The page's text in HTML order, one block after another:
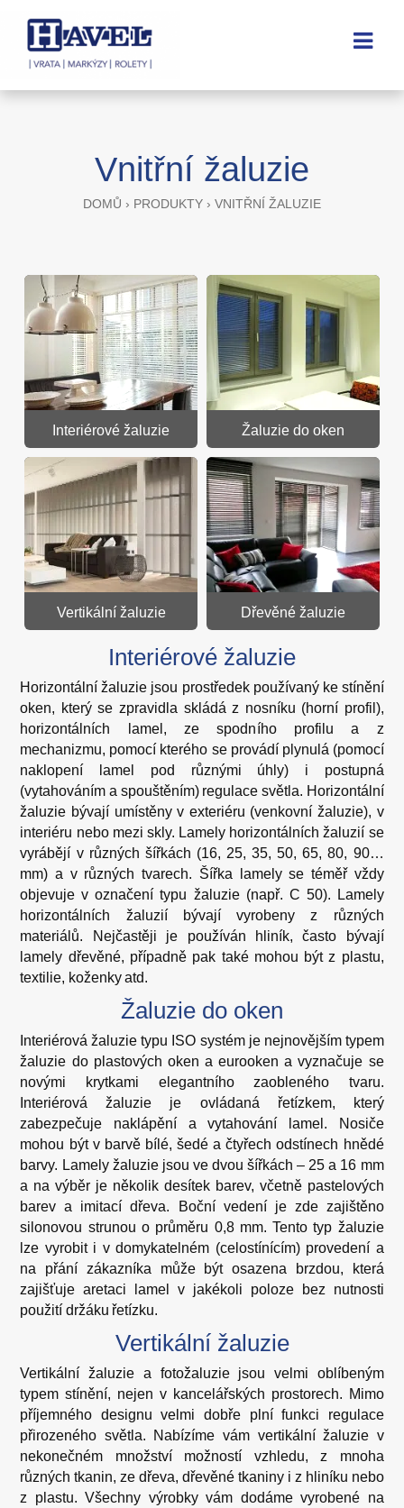
Vnitřní žaluzie
DOMŮ › PRODUKTY › VNITŘNÍ ŽALUZIE
Interiérové žaluzie Žaluzie do oken
Vertikální žaluzie Dřevěné žaluzie
Interiérové žaluzie
Horizontální žaluzie jsou prostředek používaný ke stínění
oken, který se zpravidla skládá z nosníku (horní profil),
horizontálních lamel, ze spodního profilu a z
mechanizmu, pomocí kterého se provádí plynulá (pomocí
naklopení lamel pod různými úhly) i postupná
(vytahováním a spouštěním) regulace světla. Horizontální
žaluzie bývají umístěny v exteriéru (venkovní žaluzie), v
interiéru nebo mezi skly. Lamely horizontálních žaluzií se
vyrábějí v různých šířkách (16, 25, 35, 50, 65, 80, 90…
mm) a v různých tvarech. Šířka lamely se téměř vždy
objevuje v označení typu žaluzie (např. C 50). Lamely
horizontálních žaluzií bývají vyrobeny z různých
materiálů. Nejčastěji je používán hliník, často bývají
lamely dřevěné, případně pak také mohou být z plastu,
textilie, koženky atd.
Žaluzie do oken
Interiérová žaluzie typu ISO systém je nejnovějším typem
žaluzie do plastových oken a eurooken a vyznačuje se
novými krytkami elegantního zaobleného tvaru.
Interiérová žaluzie je ovládaná řetízkem, který
zabezpečuje naklápění a vytahování lamel. Nosiče
mohou být v barvě bílé, šedé a čtyřech odstínech hnědé
barvy. Lamely žaluzie jsou ve dvou šířkách – 25 a 16 mm
a na výběr je několik desítek barev, včetně pastelových
barev a imitací dřeva. Boční vedení je zde zajištěno
silonovou strunou o průměru 0,8 mm. Tento typ žaluzie
lze vyrobit i v domykatelném (celostínícím) provedení a
na přání zákazníka může být osazena brzdou, která
zajišťuje aretaci lamel v jakékoli poloze bez nutnosti
použití držáku řetízku.
Vertikální žaluzie
Vertikální žaluzie a fotožaluzie jsou velmi oblíbeným
typem stínění, nejen v kancelářských prostorech. Mimo
příjemného designu velmi dobře plní funkci regulace
přirozeného světla. Nabízíme vám vertikální žaluzie v
nekonečném množství možností vzhledu, z mnoha
různých tkanin, ze dřeva, dřevěné tkaniny i z hliníku nebo
z plastu. Všechny výrobky vám dodáme vyrobené na